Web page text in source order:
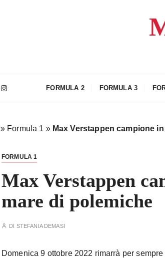
FORMULA 2 FORMULA 3
» Formula 1 » Max Verstappen campione
FORMULA 1
Max Verstappen
mare di polemiche
DI STEFANIA DEMASI
Domenica 9 ottobre 2022 rimarrà per